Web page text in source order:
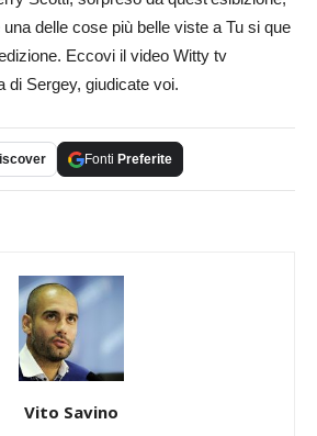
delle cose più belle viste a Tu si que
Eccovi il video Witty tv
di Sergey, giudicate voi.
Fonti Preferite
Vito Savino